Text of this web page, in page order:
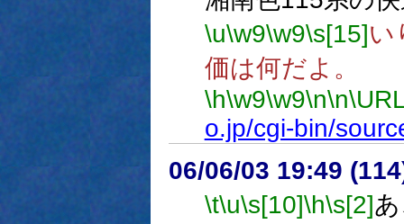
\u\w9\w9\s[15]い
価は何だよ。
\h\w9\w9\n\n
o.jp/cgi-bin/
06/06/03 19:49
\t\u\s[10]\h\s[2]